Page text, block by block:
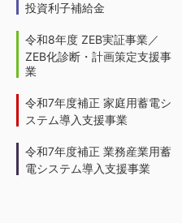
投資利子補給金
令和8年度 ZEB実証事業／
ZEB化診断・計画策定支援事
業
令和7年度補正 家庭用蓄電シ
ステム導入支援事業
令和7年度補正 業務産業用蓄
電システム導入支援事業